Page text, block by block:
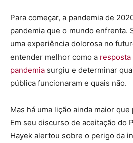
Para começar, a pandemia de
pandemia que o mundo enfrenta.
uma experiência dolorosa no
entender melhor como a
pandemia surgiu e determinar
pública funcionaram e quais não.
Mas há uma lição ainda maior
Em seu discurso de aceitação do
Hayek alertou sobre o perigo da